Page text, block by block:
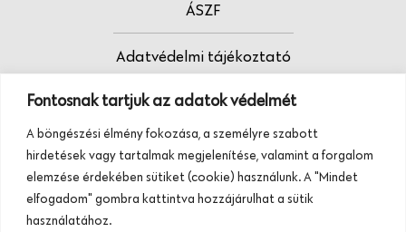
Fontosnak tartjuk az adatok védelmét
A böngészési élmény fokozása, a személyre szabott
hirdetések vagy tartalmak megjelenítése, valamint a forgalom
elemzése érdekében sütiket (cookie) használunk. A "Mindet
elfogadom" gombra kattintva hozzájárulhat a sütik
használatához.
ÁSZF
Adatvédelmi tájékoztató
Fodrász vagy?
Tudj meg többet termékeinkről, szolgáltatásainkról.
Hívj minket, vagy üzenj nekünk ezen a
telefonszámon:
+36 20 945 84 74